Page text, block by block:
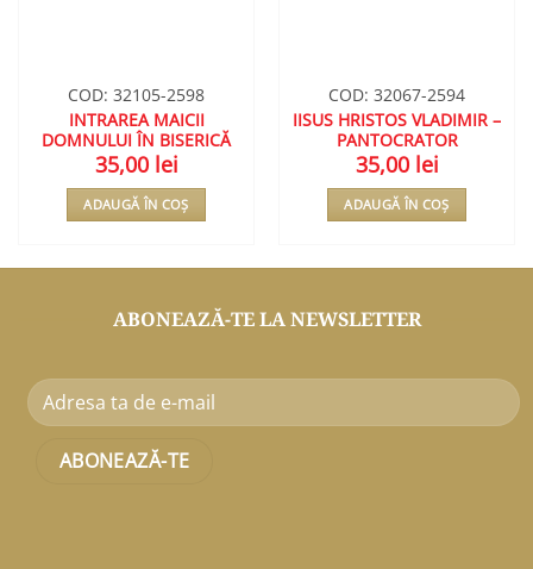
COD: 32105-2598
INTRAREA MAICII
DOMNULUI ÎN BISERICĂ
35,00 lei
ADAUGĂ ÎN COȘ
COD: 32067-2594
IISUS HRISTOS VLADIMIR –
PANTOCRATOR
35,00 lei
ADAUGĂ ÎN COȘ
ABONEAZĂ-TE LA NEWSLETTER